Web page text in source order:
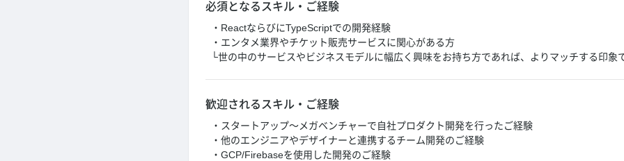
必須となるスキル・ご経験
・ReactならびにTypeScriptでの開発経験
・エンタメ業界やチケット販売サービスに関心がある方
└世の中のサービスやビジネスモデルに幅広く興味をお持ち方であれば、よりマッチする印象
歓迎されるスキル・ご経験
・スタートアップ～メガベンチャーで自社プロダクト開発を行ったご経験
・他のエンジニアやデザイナーと連携するチーム開発のご経験
・GCP/Firebaseを使用した開発のご経験